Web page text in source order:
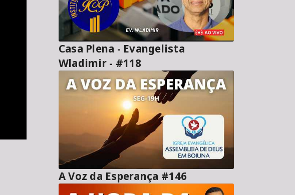
Casa Plena - Evangelista
Wladimir - #118
A Voz da Esperança #146